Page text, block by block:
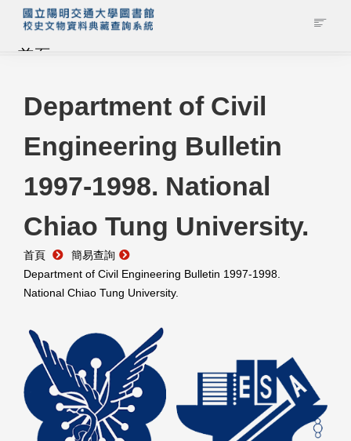
首頁
藏品查詢
校史館簡介
藏品清單全覽
資料調閱申請
管理者登入
Department of Civil
Engineering Bulletin
1997-1998. National
Chiao Tung University.
首頁
簡易查詢
Department of Civil Engineering Bulletin 1997-1998.
National Chiao Tung University.